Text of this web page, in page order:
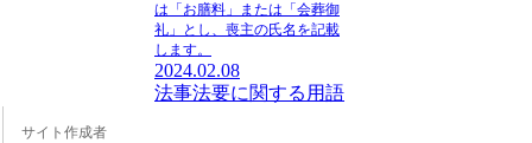
は「お膳料」または「会葬御
礼」とし、喪主の氏名を記載
します。
2024.02.08
法事法要に関する用語
サイト作成者